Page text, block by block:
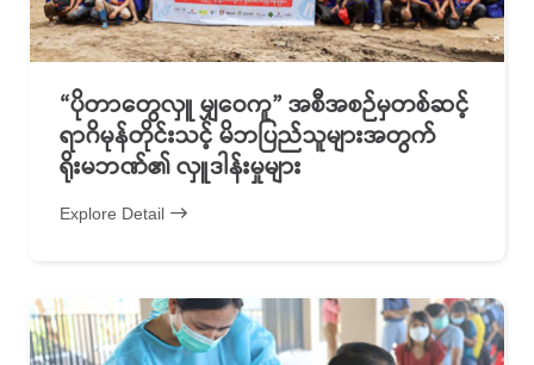
“ပိုတာတွေလှူ မျှဝေကူ” အစီအစဉ်မှတစ်ဆင့်
ရာဂိမုန်တိုင်းသင့် မိဘပြည်သူများအတွက်
ရိုးမဘဏ်၏ လှူဒါန်းမှုများ
Explore Detail